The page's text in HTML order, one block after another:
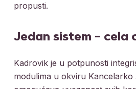
propusti.
Jedan sistem – cela
Kadrovik je u potpunosti
modulima u okviru Kancelarko